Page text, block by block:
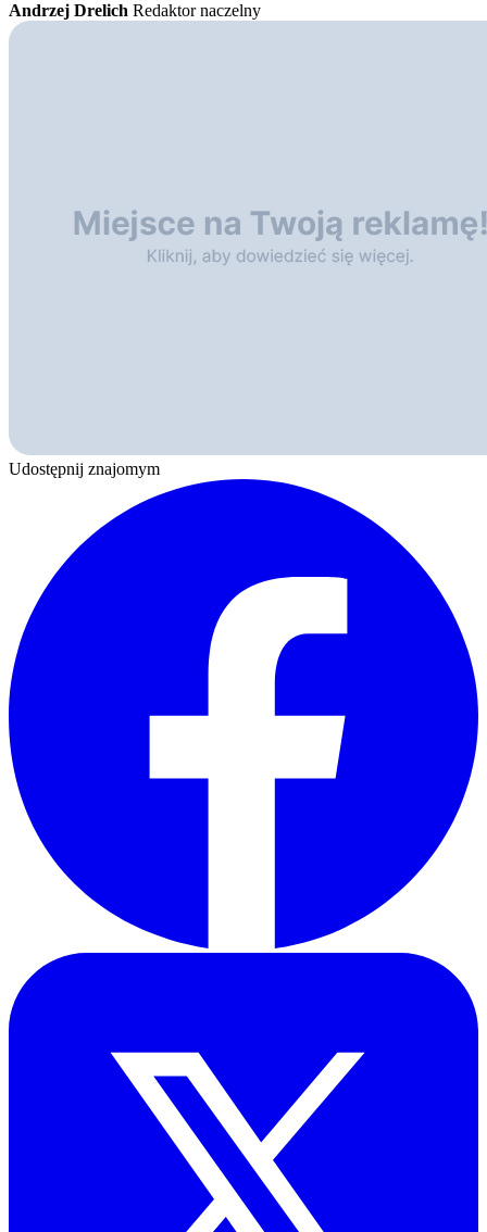
Andrzej Drelich Redaktor naczelny
Udostępnij znajomym